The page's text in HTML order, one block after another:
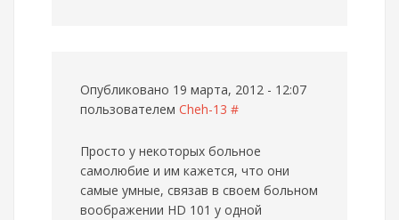
Опубликовано 19 марта, 2012 - 12:07
пользователем Cheh-13 #
Просто у некоторых больное
самолюбие и им кажется, что они
самые умные, связав в своем больном
воображении HD 101 у одной